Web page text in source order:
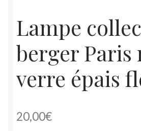
Lampe
berger Paris
verre épais
20,00€